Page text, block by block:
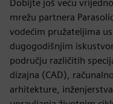
Dobijte još veću
mrežu partnera
vodećim pružateljima
dugogodišnjim
području različitih
dizajna (CAD),
arhitekture,